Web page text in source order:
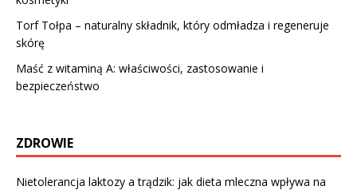
Torf Tołpa – naturalny składnik, który odmładza i regeneruje
skórę
Maść z witaminą A: właściwości, zastosowanie i
bezpieczeństwo
ZDROWIE
Nietolerancja laktozy a trądzik: jak dieta mleczna wpływa na